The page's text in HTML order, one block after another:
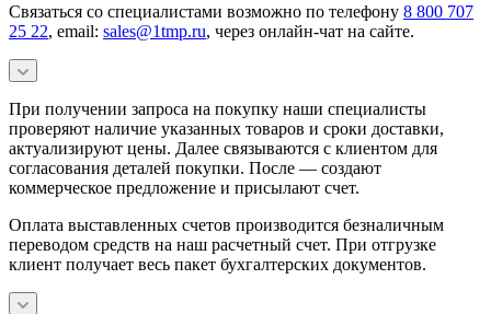
Связаться со специалистами возможно по телефону 8 800 707
25 22, email: sales@1tmp.ru, через онлайн-чат на сайте.
При получении запроса на покупку наши специалисты
проверяют наличие указанных товаров и сроки доставки,
актуализируют цены. Далее связываются с клиентом для
согласования деталей покупки. После — создают
коммерческое предложение и присылают счет.
Оплата выставленных счетов производится безналичным
переводом средств на наш расчетный счет. При отгрузке
клиент получает весь пакет бухгалтерских документов.